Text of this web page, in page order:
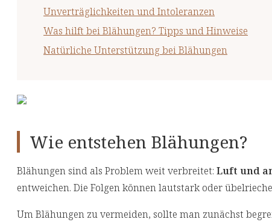
Unverträglichkeiten und Intoleranzen
Was hilft bei Blähungen? Tipps und Hinweise
Natürliche Unterstützung bei Blähungen
Wie entstehen Blähungen?
Blähungen sind als Problem weit verbreitet: Luft und
entweichen. Die Folgen können lautstark oder
Um Blähungen zu vermeiden, sollte man zunächst